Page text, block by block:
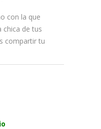
con la que
chica de tus
compartir tu